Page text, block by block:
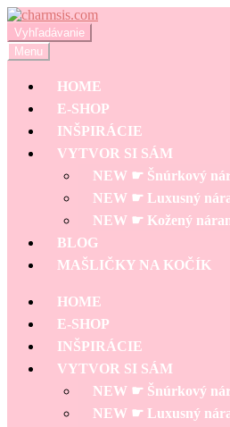
Preskočiť
na
navigáciu
Preskočiť
na
obsah
Hľadať:
Vyhľadávanie
Menu
HOME
E-SHOP
INŠPIRÁCIE
VYTVOR SI SÁM
NEW ☛ Šnúrkový
NEW ☛ Luxusný
NEW ☛ Kožený
BLOG
MAŠLIČKY NA KOČÍK
HOME
E-SHOP
INŠPIRÁCIE
VYTVOR SI SÁM
NEW ☛ Šnúrkový
NEW ☛ Luxusný